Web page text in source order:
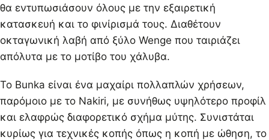
θα εντυπωσιάσουν όλους με την εξαιρετική
κατασκευή και το φινίρισμά τους. Διαθέτουν
οκταγωνική λαβή από ξύλο Wenge που ταιριάζει
απόλυτα με το μοτίβο του χάλυβα.
Το Bunka είναι ένα μαχαίρι πολλαπλών χρήσεων,
παρόμοιο με το Nakiri, με συνήθως υψηλότερο προφίλ
και ελαφρώς διαφορετικό σχήμα μύτης. Συνιστάται
κυρίως για τεχνικές κοπής όπως η κοπή με ώθηση, το